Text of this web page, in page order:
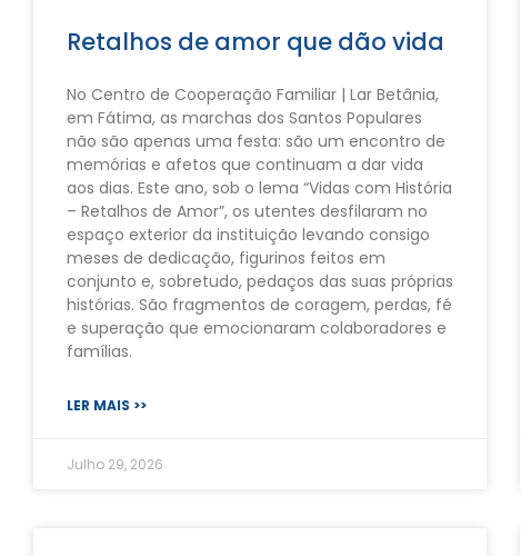
Retalhos de amor que dão vida
No Centro de Cooperação Familiar | Lar Betânia,
em Fátima, as marchas dos Santos Populares
não são apenas uma festa: são um encontro de
memórias e afetos que continuam a dar vida
aos dias. Este ano, sob o lema “Vidas com História
– Retalhos de Amor”, os utentes desfilaram no
espaço exterior da instituição levando consigo
meses de dedicação, figurinos feitos em
conjunto e, sobretudo, pedaços das suas próprias
histórias. São fragmentos de coragem, perdas, fé
e superação que emocionaram colaboradores e
famílias.
LER MAIS >>
Julho 29, 2026